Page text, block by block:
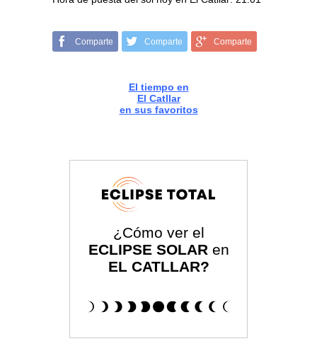
Comparte Comparte Comparte
El tiempo en
El Catllar
en sus favoritos
¿Cómo ver el
ECLIPSE SOLAR en
EL CATLLAR?